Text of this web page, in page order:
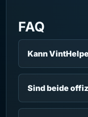
FAQ
Kann
Sind beide